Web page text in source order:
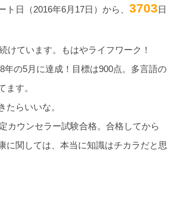
日（2016年6月17日）から、 3703日
けています。もはやライフワーク！
年の5月に達成！目標は900点。多言語の
ます。
たらいいな。
カウンセラー試験合格。合格してから
に関しては、本当に知識はチカラだと思